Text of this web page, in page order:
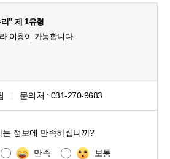
” 제 1유형
이용이 가능합니다.
문의처 : 031-270-9683
정보에 만족하십니까?
만족
보통